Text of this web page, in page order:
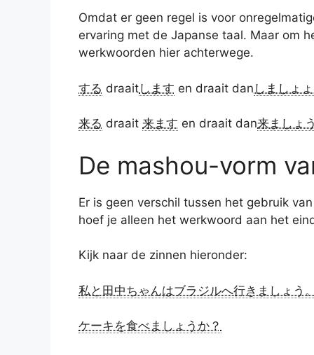
Omdat er geen regel is voor
ervaring met de Japanse taal. Maar om
werkwoorden hier achterwege.
する draaitします en draait dan しましょょ
来る draait 来ます en draait dan来ましょう
De mashou-vorm
Er is geen verschil tussen het gebruik
hoef je alleen het werkwoord aan het
Kijk naar de zinnen hieronder:
私と田中ちゃんはブラジルへ行きましょう。
ケーキを食べましょうか？